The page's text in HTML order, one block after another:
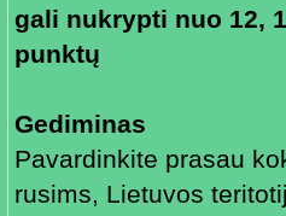
gali nukrypti nuo 12,
punktų
Gediminas
Pavardinkite prasau
rusims, Lietuvos